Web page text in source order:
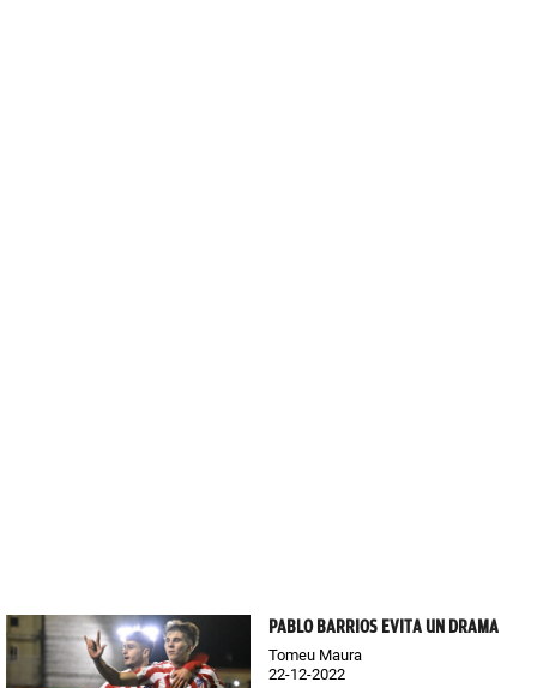
PABLO BARRIOS EVITA UN DRAMA
Tomeu Maura
22-12-2022